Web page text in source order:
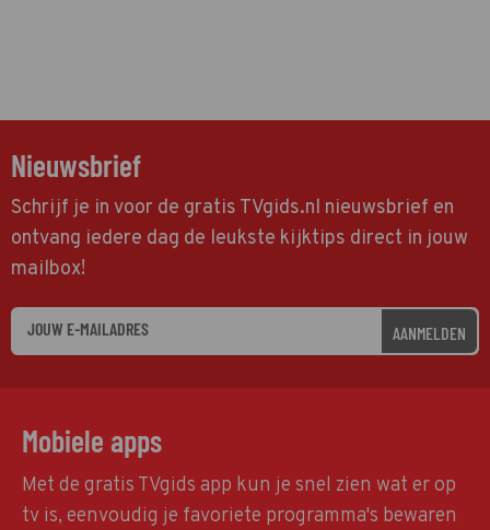
Nieuwsbrief
Schrijf je in voor de gratis TVgids.nl nieuwsbrief en
ontvang iedere dag de leukste kijktips direct in jouw
mailbox!
AANMELDEN
Mobiele apps
Met de gratis TVgids app kun je snel zien wat er op
tv is, eenvoudig je favoriete programma's bewaren